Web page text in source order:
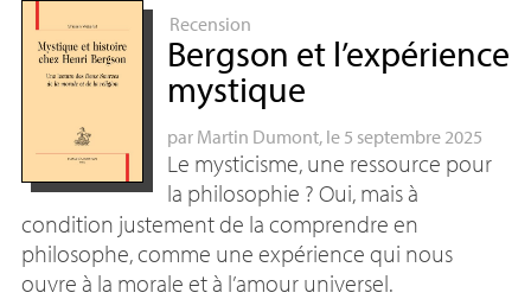
Recension
Bergson et l’expérience
mystique
par Martin Dumont, le 5 septembre 2025
Le mysticisme, une ressource pour
la philosophie ? Oui, mais à
condition justement de la comprendre en
philosophe, comme une expérience qui nous
ouvre à la morale et à l’amour universel.